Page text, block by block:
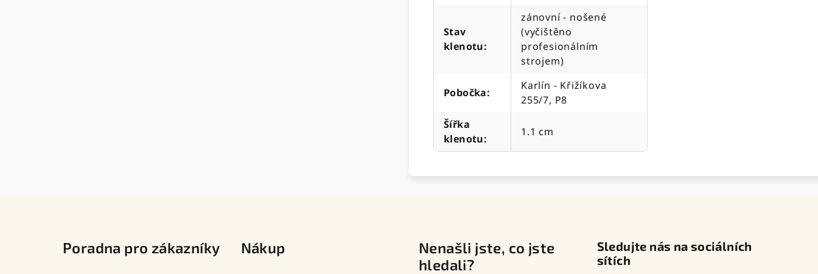
Stav
klenotu:
zánovní - nošené
(vyčištěno
profesionálním
strojem)
Pobočka:
Karlín - Křižíkova
255/7, P8
Šířka
klenotu:
1.1 cm
Poradna pro zákazníky Nákup
Nenašli jste, co jste
hledali?
Sledujte nás na sociálních
sítích